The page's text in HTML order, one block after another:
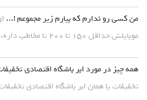
من کسی رو ندارم که بیارم زیر مجموعم !...
موبایلش حداقل ۱۵۰ تا ۲۰۰ تا مخاطب داره، پس مشکل اصلی...
همه چیز در مورد ابر باشگاه اقتصادی
تخفیفات یا همان ابر باشگاه اقتصادی